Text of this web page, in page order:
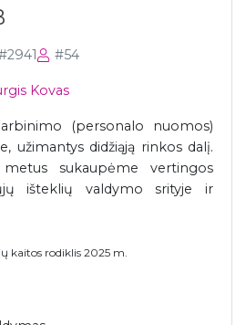
#54
Kovas
(personalo nuomos)
užimantys didžiąją rinkos dalį.
sukaupėme vertingos
išteklių valdymo srityje ir
kaitos rodiklis 2025 m.